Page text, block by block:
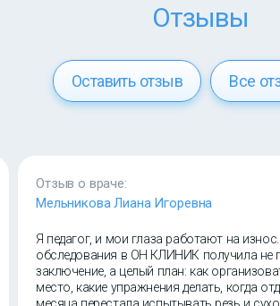
Отзывы
Оставить отзыв Все
Отзыв о враче:
Мельникова Лиана Игоревна
Я педагог, и мои глаза работают на
обследования в ОН КЛИНИК получила не
заключение, а целый план: как
место, какие упражнения делать, когда
месяца перестала испытывать резь и